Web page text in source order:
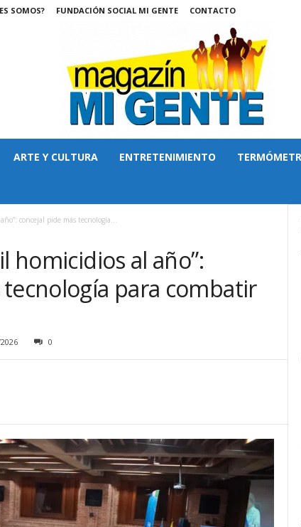
SOMOS? FUNDACIÓN SOCIAL MI GENTE CONTACTO
ARTE Y CULTURA ENTRETENIMIENTO
concejal pide más tecnología...
homicidios al año”:
para combatir
0